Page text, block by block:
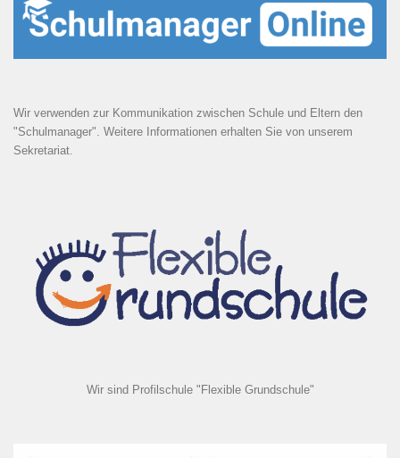
Wir verwenden zur Kommunikation zwischen Schule und Eltern den
"Schulmanager". Weitere Informationen erhalten Sie von unserem
Sekretariat.
Wir sind Profilschule "Flexible Grundschule"